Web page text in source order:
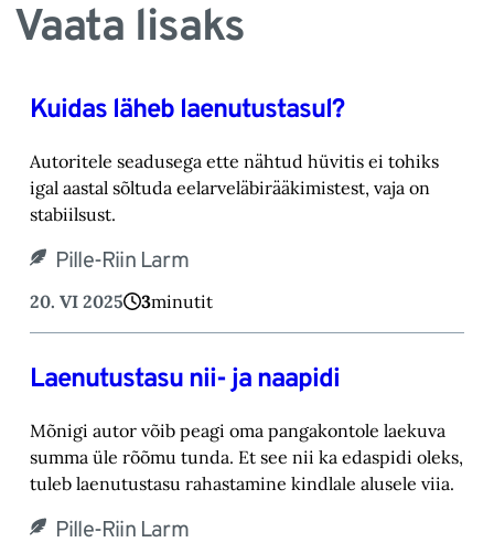
Vaata lisaks
Kuidas läheb laenutustasul?
Autoritele seadusega ette nähtud hüvitis ei tohiks
igal aastal sõltuda eelarveläbirääkimistest, vaja on
stabiilsust.
Pille-Riin Larm
20. VI 2025 3minutit
Laenutustasu nii- ja naapidi
Mõnigi autor võib peagi oma pangakontole laekuva
summa üle rõõmu tunda. Et see nii ka edaspidi oleks,
tuleb laenutustasu rahastamine kindlale alusele viia.
Pille-Riin Larm